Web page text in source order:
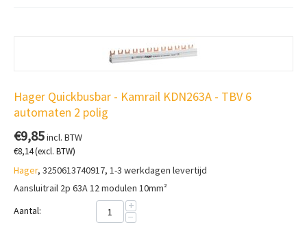
Hager Quickbusbar - Kamrail KDN263A - TBV 6
automaten 2 polig
€9,85incl. BTW
€8,14(excl. BTW)
Hager, 3250613740917, 1-3 werkdagen levertijd
Aansluitrail 2p 63A 12 modulen 10mm²
Aantal:
+
−